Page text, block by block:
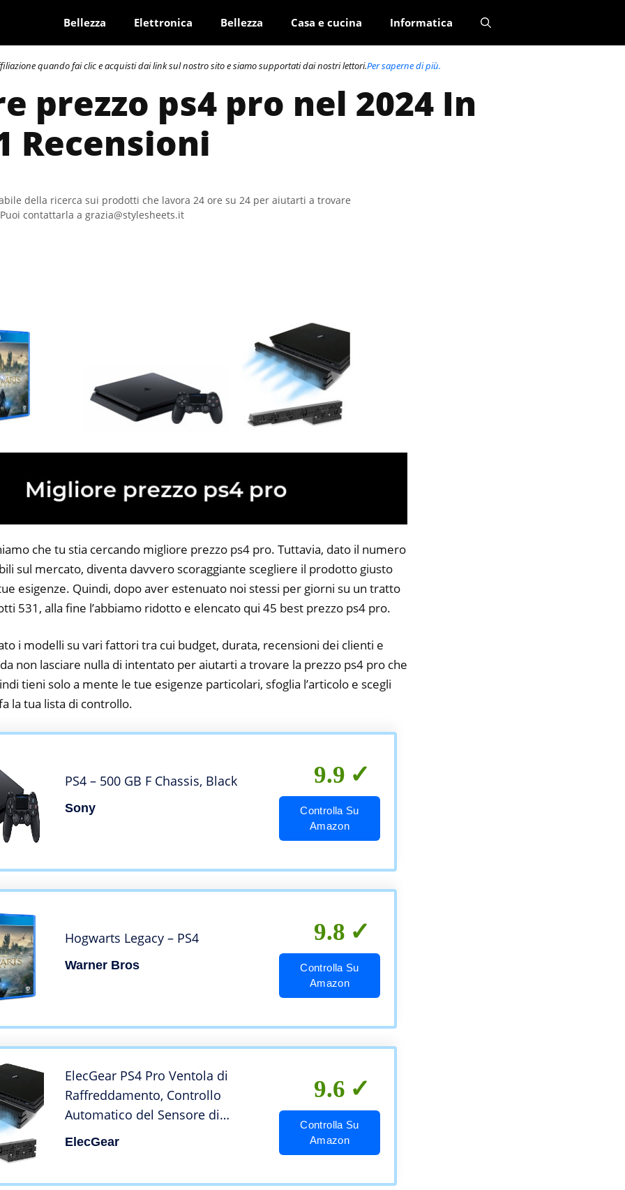
Bellezza Elettronica Bellezza Casa e cucina Informatica
quando fai clic e acquisti dai link sul nostro sito e siamo supportati dai nostri lettori.Per saperne di più.
prezzo ps4 pro nel 2024 In
Recensioni
della ricerca sui prodotti che lavora 24 ore su 24 per aiutarti a trovare
contattarla a grazia@stylesheets.it
che tu stia cercando migliore prezzo ps4 pro. Tuttavia, dato il numero
sul mercato, diventa davvero scoraggiante scegliere il prodotto giusto
esigenze. Quindi, dopo aver estenuato noi stessi per giorni su un tratto
531, alla fine l’abbiamo ridotto e elencato qui 45 best prezzo ps4 pro.
i modelli su vari fattori tra cui budget, durata, recensioni dei clienti e
non lasciare nulla di intentato per aiutarti a trovare la prezzo ps4 pro che
tieni solo a mente le tue esigenze particolari, sfoglia l’articolo e scegli
la tua lista di controllo.
PS4 – 500 GB F Chassis, Black
Sony
9.9
Controlla Su
Amazon
Hogwarts Legacy – PS4
Warner Bros
9.8
Controlla Su
Amazon
ElecGear PS4 Pro Ventola di
Raffreddamento, Controllo
Automatico del Sensore di
Temperatura Scarico del Calore
ElecGear
9.6
Controlla Su
Amazon